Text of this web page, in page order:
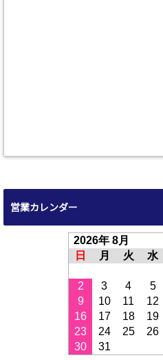
営業カレンダー
2026年 8月
日
月 火 水
2
3 4 5
9
10 11 12
16
17 18 19
23
24 25 26
30
31